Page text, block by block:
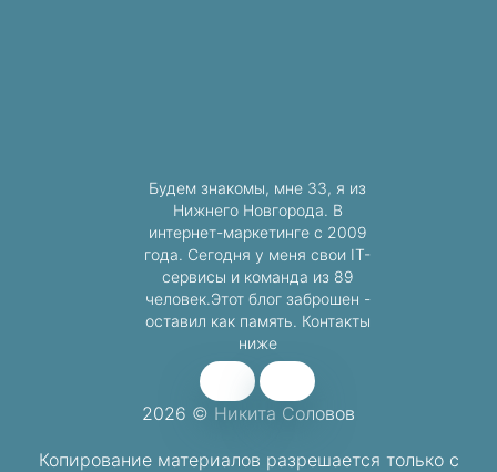
2026 © Никита Соловов
Копирование материалов разрешается только с
Будем знакомы, мне 33, я из
Нижнего Новгорода. В
интернет-маркетинге с 2009
года. Сегодня у меня свои IT-
сервисы и команда из 89
человек.Этот блог заброшен -
оставил как память. Контакты
ниже